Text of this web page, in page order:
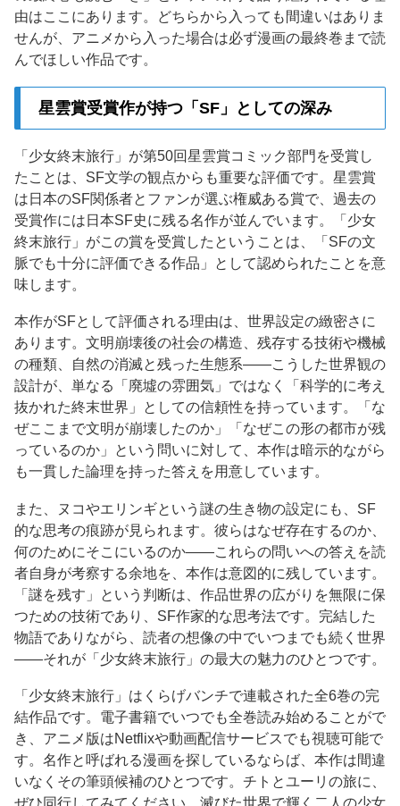
由はここにあります。どちらから入っても間違いはありま
せんが、アニメから入った場合は必ず漫画の最終巻まで読
んでほしい作品です。
星雲賞受賞作が持つ「SF」としての深み
「少女終末旅行」が第50回星雲賞コミック部門を受賞し
たことは、SF文学の観点からも重要な評価です。星雲賞
は日本のSF関係者とファンが選ぶ権威ある賞で、過去の
受賞作には日本SF史に残る名作が並んでいます。「少女
終末旅行」がこの賞を受賞したということは、「SFの文
脈でも十分に評価できる作品」として認められたことを意
味します。
本作がSFとして評価される理由は、世界設定の緻密さに
あります。文明崩壊後の社会の構造、残存する技術や機械
の種類、自然の消滅と残った生態系——こうした世界観の
設計が、単なる「廃墟の雰囲気」ではなく「科学的に考え
抜かれた終末世界」としての信頼性を持っています。「な
ぜここまで文明が崩壊したのか」「なぜこの形の都市が残
っているのか」という問いに対して、本作は暗示的ながら
も一貫した論理を持った答えを用意しています。
また、ヌコやエリンギという謎の生き物の設定にも、SF
的な思考の痕跡が見られます。彼らはなぜ存在するのか、
何のためにそこにいるのか——これらの問いへの答えを読
者自身が考察する余地を、本作は意図的に残しています。
「謎を残す」という判断は、作品世界の広がりを無限に保
つための技術であり、SF作家的な思考法です。完結した
物語でありながら、読者の想像の中でいつまでも続く世界
——それが「少女終末旅行」の最大の魅力のひとつです。
「少女終末旅行」はくらげバンチで連載された全6巻の完
結作品です。電子書籍でいつでも全巻読み始めることがで
き、アニメ版はNetflixや動画配信サービスでも視聴可能で
す。名作と呼ばれる漫画を探しているならば、本作は間違
いなくその筆頭候補のひとつです。チトとユーリの旅に、